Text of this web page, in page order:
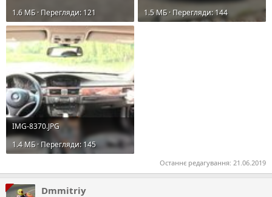
1.6 MБ · Перегляди: 121
1.5 MБ · Перегляди: 144
IMG-8370.JPG
1.4 MБ · Перегляди: 145
Останнє редагування: 21.06.2019
Dmmitriy